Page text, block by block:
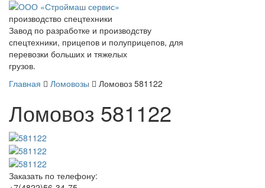
производство спецтехники
Завод по разработке и производству
спецтехники, прицепов и полуприцепов, для
перевозки больших и тяжелых
грузов.
Главная
Ломовозы Ломовоз 581122
Ломовоз 581122
Заказать по телефону: